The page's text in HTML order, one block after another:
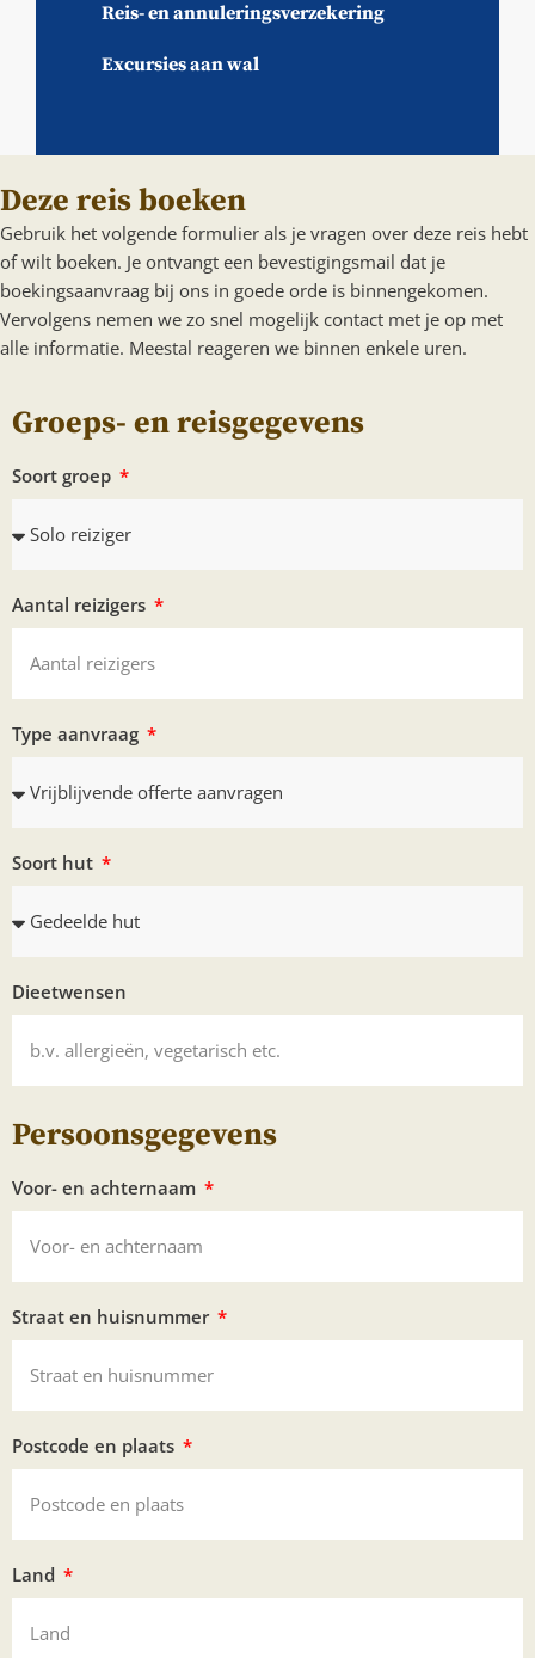
Reis- en annuleringsverzekering
Excursies aan wal
Deze reis boeken
Gebruik het volgende formulier als je vragen over deze reis hebt
of wilt boeken. Je ontvangt een bevestigingsmail dat je
boekingsaanvraag bij ons in goede orde is binnengekomen.
Vervolgens nemen we zo snel mogelijk contact met je op met
alle informatie. Meestal reageren we binnen enkele uren.
Groeps- en reisgegevens
Soort groep
Aantal reizigers
Type aanvraag
Soort hut
Dieetwensen
Persoonsgegevens
Voor- en achternaam
Straat en huisnummer
Postcode en plaats
Land